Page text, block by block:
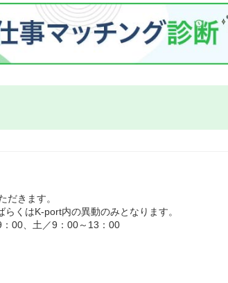
だきます。
くはK-port内の異動のみとなります。
00、土／9：00～13：00